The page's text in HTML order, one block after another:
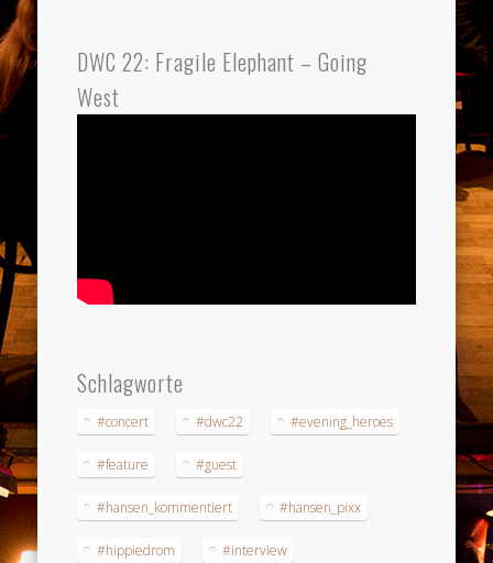
DWC 22: Fragile Elephant – Going
West
Schlagworte
#concert #dwc22 #evening_heroes
#feature #guest
#hansen_kommentiert #hansen_pixx
#hippiedrom #interview